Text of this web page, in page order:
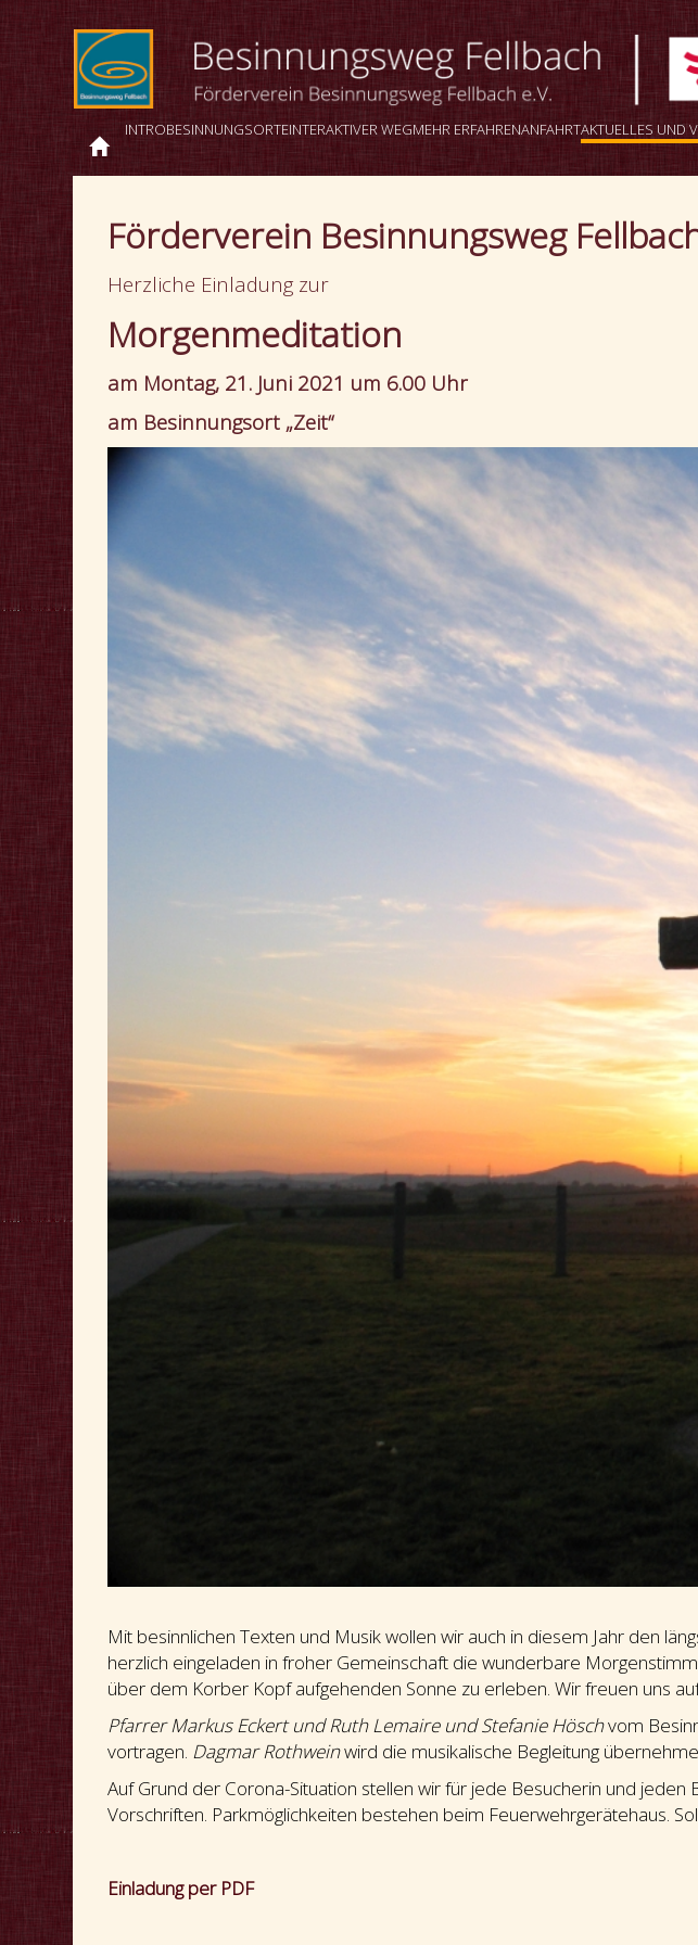
INTROBESINNUNGSORTEINTERAKTIVER WEGMEHR ERFAHRENANFAHRTAKTUELLES UND
Förderverein Besinnungsweg
Herzliche Einladung zur
Morgenmeditation
am Montag, 21. Juni 2021 um 6.00 Uhr
am Besinnungsort „Zeit“
Mit besinnlichen Texten und Musik wollen wir auch in diesem Jahr den
herzlich eingeladen in froher Gemeinschaft die wunderbare
über dem Korber Kopf aufgehenden Sonne zu erleben. Wir freuen uns
Pfarrer Markus Eckert und Ruth Lemaire und Stefanie Höschvom
vortragen. Dagmar Rothweinwird die musikalische Begleitung
Auf Grund der Corona-Situation stellen wir für jede Besucherin und
Vorschriften. Parkmöglichkeiten bestehen beim Feuerwehrgerätehaus.
Einladung per PDF